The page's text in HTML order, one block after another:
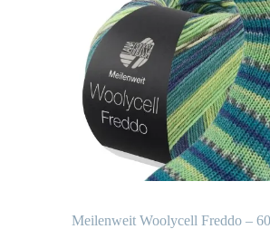
Meilenweit Woolycell Freddo –